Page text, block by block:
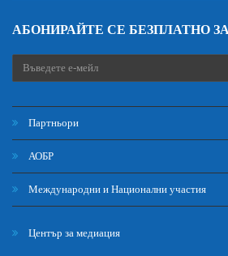
АБОНИРАЙТЕ СЕ БЕЗПЛАТНО
Партньори
АОБР
Международни и Национални участия
Център за медиация